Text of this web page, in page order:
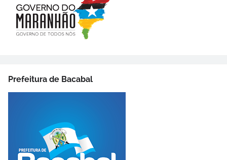
Prefeitura de Bacabal